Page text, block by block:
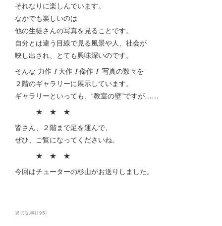
それなりに楽しんでいます。
なかでも楽しいのは
他の生徒さんの写真を見ることです。
自分とは違う目線で見る風景や人、社会が
映し出され、とても興味深いのです。
そんな 力作 ！ 大作 ！傑作 ！ 写真の数々を
２階のギャラリーに展示しています。
ギャラリーといっても、“教室の壁”ですが……
★ ★ ★
皆さん、２階まで足を運んで、
ぜひ、ご覧になってくださいね。
★ ★ ★
今回はチューターの杉山がお送りしました。
過去記事(195)